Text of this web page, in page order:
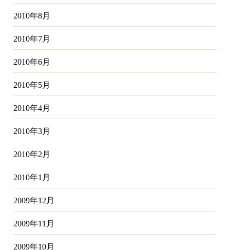
2010年8月
2010年7月
2010年6月
2010年5月
2010年4月
2010年3月
2010年2月
2010年1月
2009年12月
2009年11月
2009年10月